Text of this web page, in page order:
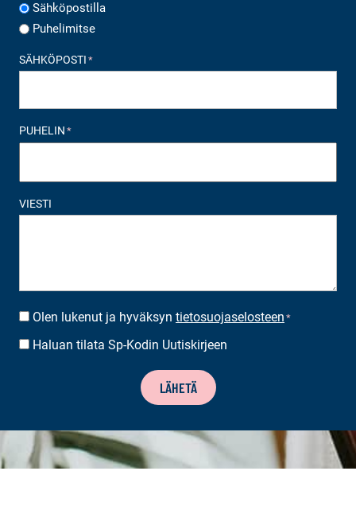
Sähköpostilla
Puhelimitse
SÄHKÖPOSTI *
PUHELIN *
VIESTI
SUOSTUMUS*
Olen lukenut ja hyväksyn tietosuojaselosteen *
UUTISKIRJEEN
Haluan tilata Sp-Kodin Uutiskirjeen
LÄHETÄ